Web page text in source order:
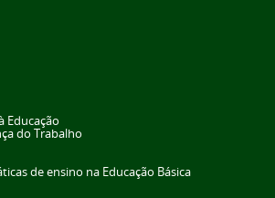
Educação
do Trabalho
de ensino na Educação Básica